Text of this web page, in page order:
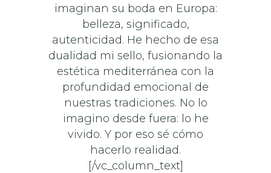
imaginan su boda en Europa:
belleza, significado,
autenticidad. He hecho de esa
dualidad mi sello, fusionando la
estética mediterránea con la
profundidad emocional de
nuestras tradiciones. No lo
imagino desde fuera: lo he
vivido. Y por eso sé cómo
hacerlo realidad.
[/vc_column_text]